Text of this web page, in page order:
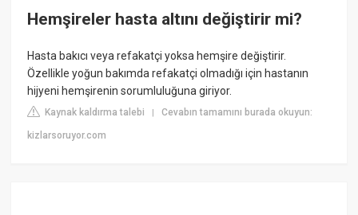
Hemşireler hasta altını değiştirir mi?
Hasta bakıcı veya refakatçi yoksa hemşire değiştirir.
Özellikle yoğun bakımda refakatçi olmadığı için hastanın
hijyeni hemşirenin sorumluluğuna giriyor.
Kaynak kaldırma talebi |Cevabın tamamını burada okuyun:
kizlarsoruyor.com